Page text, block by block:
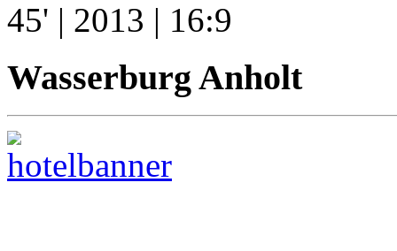
45' | 2013 | 16:9
Wasserburg Anholt